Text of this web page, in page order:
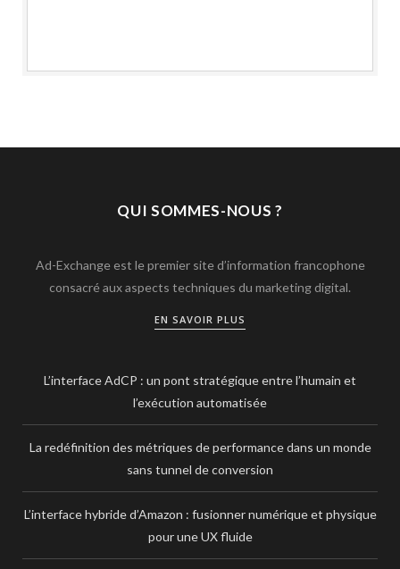
QUI SOMMES-NOUS ?
Ad-Exchange est le premier site d’information francophone
consacré aux aspects techniques du marketing digital.
EN SAVOIR PLUS
L’interface AdCP : un pont stratégique entre l’humain et
l’exécution automatisée
La redéfinition des métriques de performance dans un monde
sans tunnel de conversion
L’interface hybride d’Amazon : fusionner numérique et physique
pour une UX fluide